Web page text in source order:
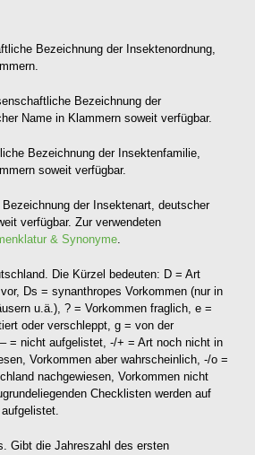
Bezeichnung der Insektenordnung,
Bezeichnung der
Name in Klammern soweit verfügbar.
Bezeichnung der Insektenfamilie,
soweit verfügbar.
der Insektenart, deutscher
verfügbar. Zur verwendeten
& Synonyme.
Die Kürzel bedeuten: D = Art
Ds = synanthropes Vorkommen (nur in
u.ä.), ? = Vorkommen fraglich, e =
oder verschleppt, g = von der
= nicht aufgelistet, -/+ = Art noch nicht in
Vorkommen aber wahrscheinlich, -/o =
nachgewiesen, Vorkommen nicht
Checklisten werden auf
Gibt die Jahreszahl des ersten